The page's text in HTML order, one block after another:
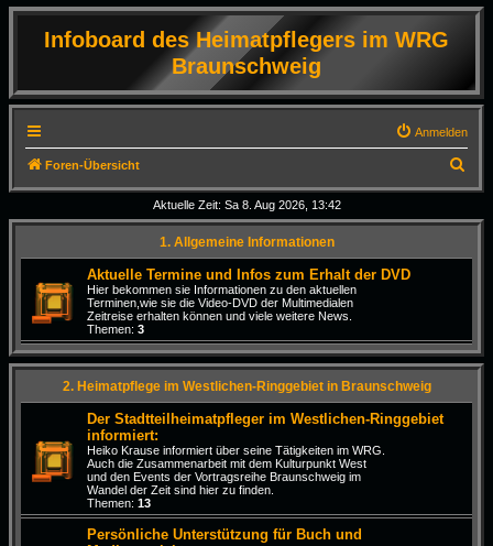
Infoboard des Heimatpflegers im WRG
Braunschweig
Anmelden
Foren-Übersicht
u
c
Aktuelle Zeit: Sa 8. Aug 2026, 13:42
1. Allgemeine Informationen
Aktuelle Termine und Infos zum Erhalt der DVD
Hier bekommen sie Informationen zu den aktuellen
Terminen,wie sie die Video-DVD der Multimedialen
Zeitreise erhalten können und viele weitere News.
Themen: 3
2. Heimatpflege im Westlichen-Ringgebiet in Braunschweig
Der Stadtteilheimatpfleger im Westlichen-Ringgebiet
informiert:
Heiko Krause informiert über seine Tätigkeiten im WRG.
Auch die Zusammenarbeit mit dem Kulturpunkt West
und den Events der Vortragsreihe Braunschweig im
Wandel der Zeit sind hier zu finden.
Themen: 13
Persönliche Unterstützung für Buch und